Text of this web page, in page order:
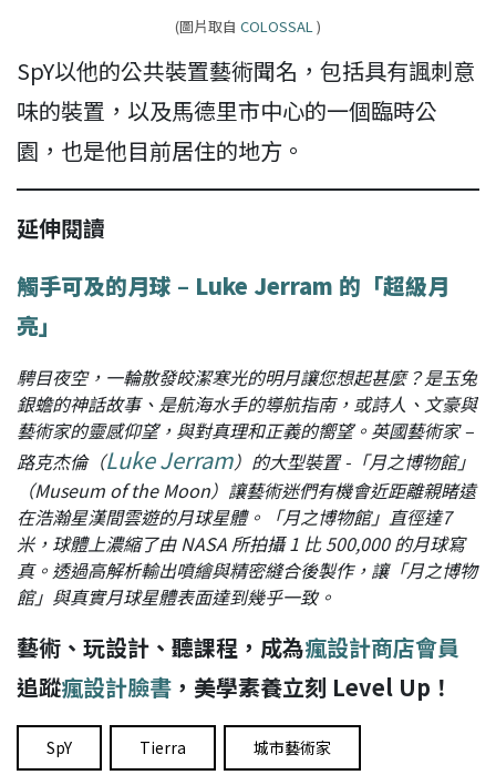
(圖片取自 COLOSSAL)
SpY以他的公共裝置藝術聞名，包括具有諷刺意
味的裝置，以及馬德里市中心的一個臨時公
園，也是他目前居住的地方。
延伸閱讀
觸手可及的月球 – Luke Jerram 的「超級月
亮」
騁目夜空，一輪散發皎潔寒光的明月讓您想起甚麼？是玉兔
銀蟾的神話故事、是航海水手的導航指南，或詩人、文豪與
藝術家的靈感仰望，與對真理和正義的嚮望。英國藝術家 –
路克杰倫（Luke Jerram）的大型裝置 -「月之博物館」
（Museum of the Moon）讓藝術迷們有機會近距離親睹遠
在浩瀚星漢間雲遊的月球星體。「月之博物館」直徑達7
米，球體上濃縮了由 NASA 所拍攝 1 比 500,000 的月球寫
真。透過高解析輸出噴繪與精密縫合後製作，讓「月之博物
館」與真實月球星體表面達到幾乎一致。
藝術、玩設計、聽課程，成為瘋設計商店會員
追蹤瘋設計臉書 ，美學素養立刻 Level Up！
SpY Tierra 城市藝術家